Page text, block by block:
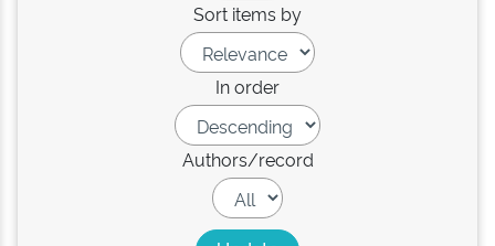
Sort items by
In order
Authors/record